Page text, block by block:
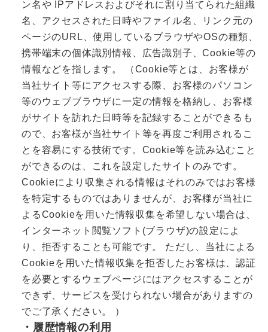
ン名や IPアドレスおよびそれに割り当てられた組織
名、アクセスされた日時やファイル名、リンク元の
ページのURL、使用しているブラウザやOSの種類、
携帯端末の個体識別情報、広告識別子、Cookie等の
情報などを指します。 （Cookie等とは、お客様が
当社サイト等にアクセスする際、お客様のパソコン
等のウェブブラウザに一定の情報を格納し、お客様
がサイトを訪れた日時等を記録することができるも
ので、お客様が当社サイト等を再度ご利用されるこ
とを容易にする技術です。Cookie等を読み込むこと
ができるのは、これを設定したサイトのみです。
Cookieにより収集される情報はそれのみではお客様
を特定するものではありませんが、お客様が当社に
よるCookieを用いた情報収集を希望しない場合は、
インターネット閲覧ソフト(ブラウザ)の設定によ
り、拒否することも可能です。 ただし、当社による
Cookieを用いた情報収集を拒否したお客様は、認証
を必要とするウェブページにはアクセスすることが
できず、サービスを受けられない場合がありますの
でご了承ください。 ）
・履歴情報の利用